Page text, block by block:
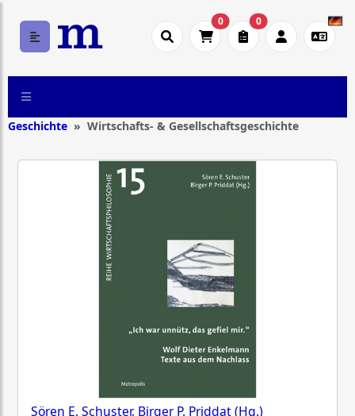
0 0
Geschichte Wirtschafts- & Gesellschaftsgeschichte
Sören E. Schuster, Birger P. Priddat (Hg.)